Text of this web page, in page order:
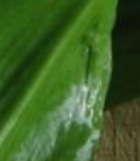
не варить, а разбить их на
сковороду с разогретым
растительным маслом, размешать
вилкой и довести до готовности.
Остудить, размять вилкой
и смешать с черемшой.
Если черемша замороженная,
ее для начинки надо смешивать
с другими ингредиентами,
не размораживая. И сразу же,
не мешкая, лепить. Иначе
при оттаивании присоленная
черемша выделит много сока.
Вареники с черемшой можно
подавать со сливочным маслом
или сметаной. Пирожки хороши
жареные в масле. Поверьте, это